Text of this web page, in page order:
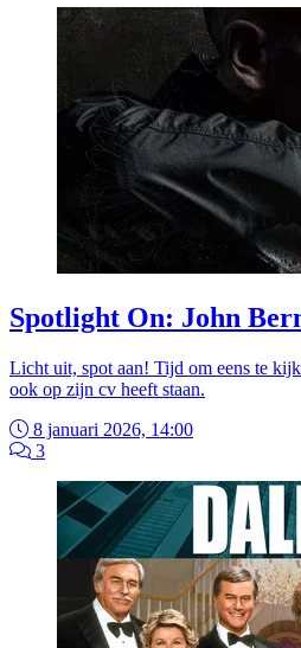
Spotlight On: John
Licht uit, spot aan! Tijd om eens te
ook op zijn cv heeft staan.
8 januari 2026, 14:00
3